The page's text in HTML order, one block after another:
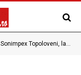
Sonimpex Topoloveni, la seminarul Comisiei Europene dedicat Indicatiei Geografice Protejate